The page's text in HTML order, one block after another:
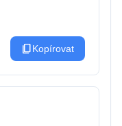
content_copyKopírovat